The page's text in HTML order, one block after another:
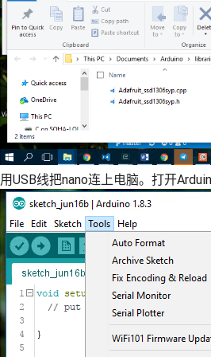
用USB线把nano连上电脑。打开